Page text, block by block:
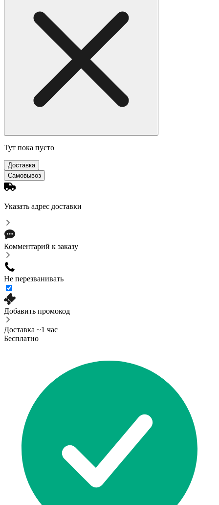
Тут пока пусто
Доставка
Самовывоз
Указать адрес доставки
Комментарий к заказу
Не перезванивать
Добавить промокод
Доставка ~1 час
Бесплатно